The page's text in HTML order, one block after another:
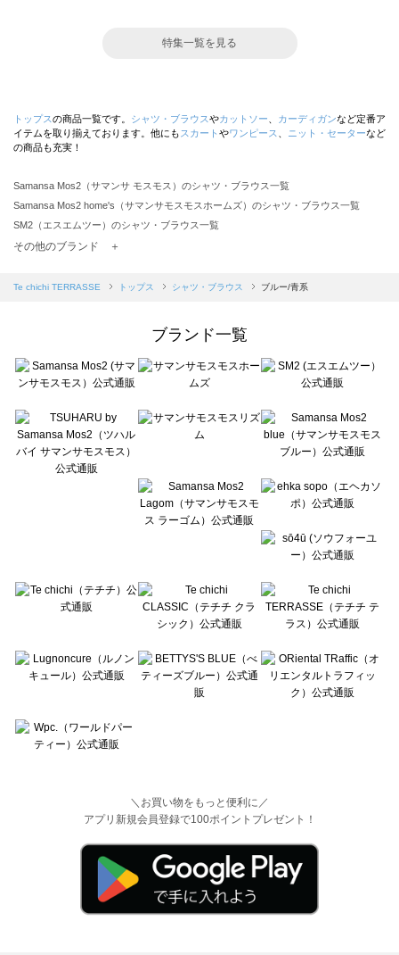
特集一覧を見る
トップスの商品一覧です。 シャツ・ブラウスやカットソー カーディガンなど定番ア
イテムを取り揃えております。他にも スカート やワンピース ニット・セーターなど
の商品も充実！
Samansa Mos2（サマンサ モスモス）のシャツ・ブラウス一覧
Samansa Mos2 home's（サマンサモスモスホームズ）のシャツ・ブラウス一覧
SM2（エスエムツー）のシャツ・ブラウス一覧
Samansa Mos2 blue（サマンサモスモス ブルー）のシャツ・ブラウス一覧
sō4ū（ソウフォーユー）のシャツ・ブラウス一覧
Te chichi（テチチ）のシャツ・ブラウス一覧
Te chichi CLASSIC（テチチ クラシック）のシャツ・ブラウス一覧
Lugnoncure（ルノンキュール）のシャツ・ブラウス一覧
BETTY'S BLUE（べティーズブルー）のシャツ・ブラウス一覧
Wpc.（ワールドパーティー）のシャツ・ブラウス一覧
その他のブランド ＋
Te chichi TERRASSE トップス シャツ・ブラウス ブルー/青系
ブランド一覧
＼お買い物をもっと便利に／
アプリ新規会員登録で100ポイントプレゼント！